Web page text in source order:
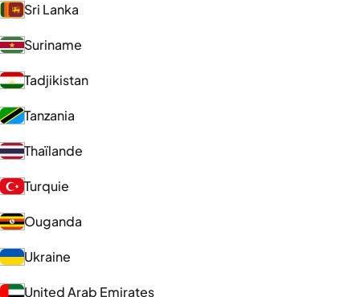
Sri Lanka
Suriname
Tadjikistan
Tanzania
Thaïlande
Turquie
Ouganda
Ukraine
United Arab Emirates